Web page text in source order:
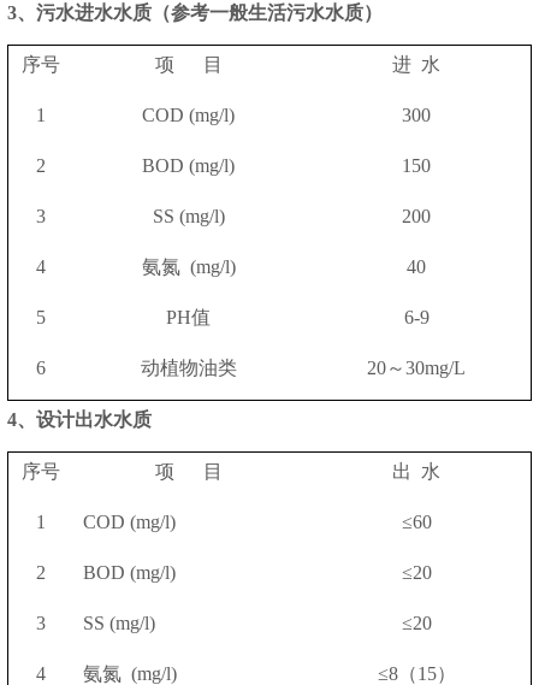
3、污水进水水质（参考一般生活污水水质）
序号 项 目 进 水
1 COD (mg/l) 300
2 BOD (mg/l) 150
3 SS (mg/l) 200
4 氨氮(mg/l) 40
5 PH值 6-9
6 动植物油类 20～30mg/L
4、设计出水水质
序号 项 目 出 水
1 COD (mg/l) ≤60
2 BOD (mg/l) ≤20
3 SS (mg/l) ≤20
4 氨氮(mg/l) ≤8（15）